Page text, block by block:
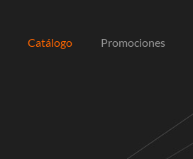
Catálogo Promociones